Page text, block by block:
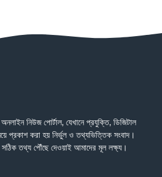
নিউজ পোর্টাল, যেখানে প্রযুক্তি, ডিজিটাল
প্রকাশ করা হয় নির্ভুল ও তথ্যভিত্তিক সংবাদ।
তথ্য পৌঁছে দেওয়াই আমাদের মূল লক্ষ্য।